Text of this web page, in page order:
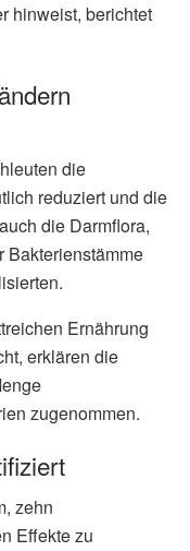
hinweist, berichtet
die
reduziert und die
die Darmflora,
Bakterienstämme
Ernährung
erklären die
zugenommen.
zehn
Effekte zu